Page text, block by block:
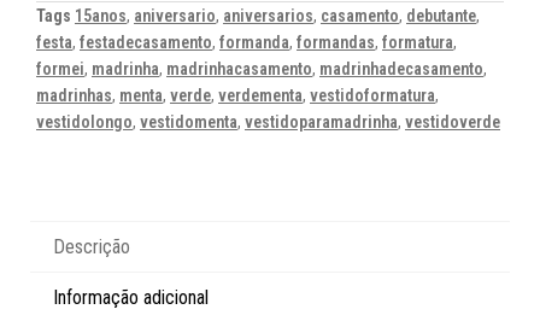
Tags 15anos, aniversario, aniversarios, casamento, debutante,
festa, festadecasamento, formanda, formandas, formatura,
formei, madrinha, madrinhacasamento, madrinhadecasamento,
madrinhas, menta, verde, verdementa, vestidoformatura,
vestidolongo, vestidomenta, vestidoparamadrinha, vestidoverde
Descrição
Informação adicional